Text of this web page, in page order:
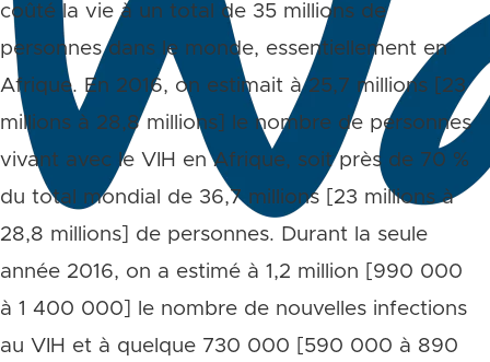
coûté la vie à un total de 35 millions de
personnes dans le monde, essentiellement en
Afrique. En 2016, on estimait à 25,7 millions [23
millions à 28,8 millions] le nombre de personnes
vivant avec le VIH en Afrique, soit près de 70 %
du total mondial de 36,7 millions [23 millions à
28,8 millions] de personnes. Durant la seule
année 2016, on a estimé à 1,2 million [990 000
à 1 400 000] le nombre de nouvelles infections
au VIH et à quelque 730 000 [590 000 à 890